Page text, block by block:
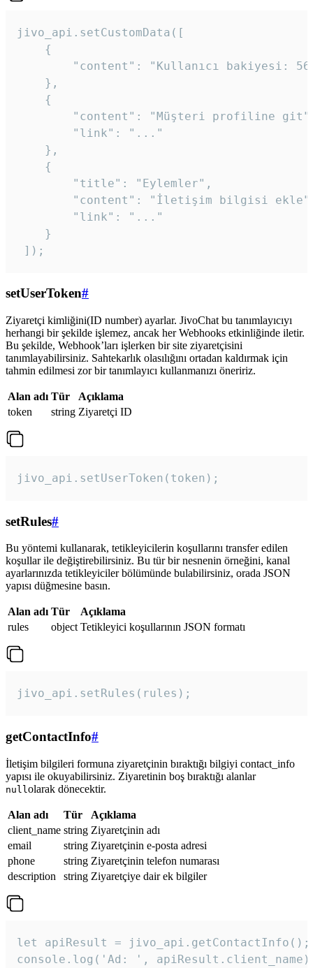
jivo_api.setCustomData([
    {
"content": "Kullanıcı bakiyesi:
    },
    {
"content": "Müşteri profiline
        "link": "..."
    },
    {
        "title": "Eylemler",
"content": "İletişim bilgisi
        "link": "..."
    }
]);
setUserToken#
Ziyaretçi kimliğini(ID number) ayarlar. JivoChat bu tanımlayıcıyı
herhangi bir şekilde işlemez, ancak her Webhooks etkinliğinde iletir.
Bu şekilde, Webhook’ları işlerken bir site ziyaretçisini
tanımlayabilirsiniz. Sahtekarlık olasılığını ortadan kaldırmak için
tahmin edilmesi zor bir tanımlayıcı kullanmanızı öneririz.
Alan adı Tür
Açıklama
token
string Ziyaretçi ID
jivo_api.setUserToken(token);
setRules#
Bu yöntemi kullanarak, tetikleyicilerin koşullarını transfer edilen
koşullar ile değiştirebilirsiniz. Bu tür bir nesnenin örneğini, kanal
ayarlarınızda tetikleyiciler bölümünde bulabilirsiniz, orada JSON
yapısı düğmesine basın.
Alan adı Tür
Açıklama
rules
object Tetikleyici koşullarının JSON formatı
jivo_api.setRules(rules);
getContactInfo#
İletişim bilgileri formuna ziyaretçinin bıraktığı bilgiyi contact_info
yapısı ile okuyabilirsiniz. Ziyaretinin boş bıraktığı alanlar
null olarak dönecektir.
Alan adı Tür
Açıklama
client_name string Ziyaretçinin adı
email
string Ziyaretçinin e-posta adresi
phone
string Ziyaretçinin telefon numarası
description
string Ziyaretçiye dair ek bilgiler
let apiResult = jivo_api.getContactInfo();
console.log('Ad: ',